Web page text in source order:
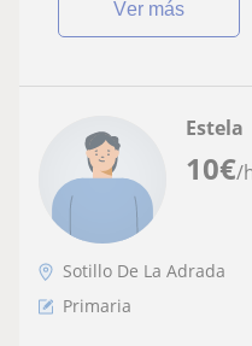
ver más
10€/
Estela
Sotillo De La Adrada
Primaria